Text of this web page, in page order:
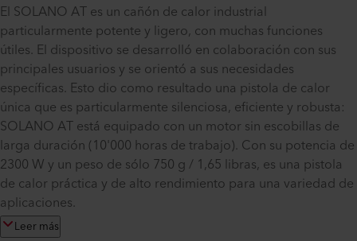
El SOLANO AT es un cañón de calor industrial
particularmente potente y ligero, con muchas funciones
útiles. El dispositivo se desarrolló en colaboración con sus
principales usuarios y se orientó a sus necesidades
específicas. Esto dio como resultado una pistola de calor
única que es particularmente silenciosa, eficiente y robusta:
SOLANO AT está equipado con un motor sin escobillas de
larga duración (10'000 horas de trabajo). Con su potencia de
2300 W y un peso de sólo 750 g / 1,65 libras, es una pistola
de calor práctica y de alto rendimiento para una variedad de
aplicaciones.
Leer más